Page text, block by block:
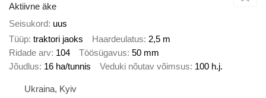
Aktiivne äke
Seisukord uus
Tüüp traktori jaoks Haardeulatus 2,5 m
Ridade arv 104 Töösügavus 50 mm
Jõudlus 16 ha/tunnis Veduki nõutav võimsus 100 h.j.
Ukraina, Kyiv